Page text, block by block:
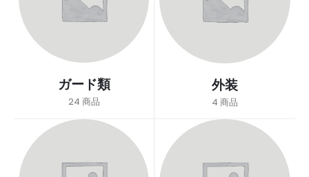
ガード類
24 商品
外装
4 商品